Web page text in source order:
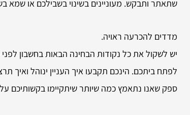
שתאתר ותבקש. מעוניינים בשינוי בשבילכם או
מדדים להכרעה ראויה.
יש לשקול את כל נקודות הבחינה הבאות בחשבון
לפתח ביתכם. הינכם תקבעו איך העניין ינוהל ואיך
ספק שאנו נתאמץ כמה שיותר שיתקיימו בקשותיכם